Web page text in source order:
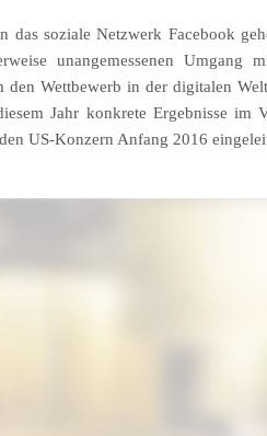
das soziale Netzwerk Facebook
unangemessenen Umgang
den Wettbewerb in der digitalen
Jahr konkrete Ergebnisse im
US-Konzern Anfang 2016